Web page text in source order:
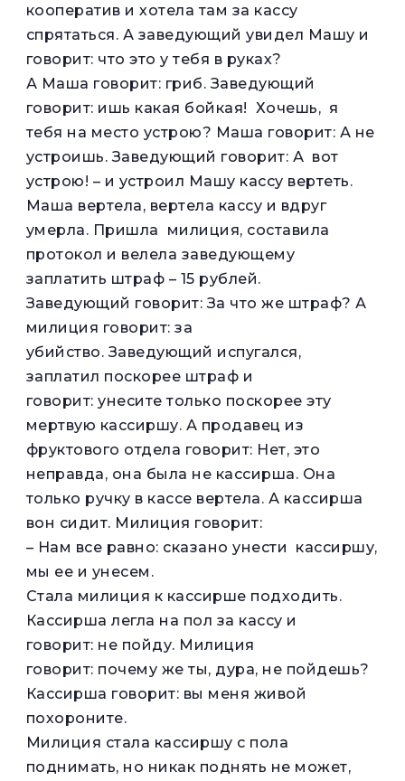
кооператив и хотела там за кассу
спрятаться. А заведующий увидел Машу и
говорит: что это у тебя в руках?
А Маша говорит: гриб. Заведующий
говорит: ишь какая бойкая! Хочешь, я
тебя на место устрою? Маша говорит: А не
устроишь. Заведующий говорит: А вот
устрою! – и устроил Машу кассу вертеть.
Маша вертела, вертела кассу и вдруг
умерла. Пришла милиция, составила
протокол и велела заведующему
заплатить штраф – 15 рублей.
Заведующий говорит: За что же штраф? А
милиция говорит: за
убийство. Заведующий испугался,
заплатил поскорее штраф и
говорит: унесите только поскорее эту
мертвую кассиршу. А продавец из
фруктового отдела говорит: Нет, это
неправда, она была не кассирша. Она
только ручку в кассе вертела. А кассирша
вон сидит. Милиция говорит:
– Нам все равно: сказано унести кассиршу,
мы ее и унесем.
Стала милиция к кассирше подходить.
Кассирша легла на пол за кассу и
говорит: не пойду. Милиция
говорит: почему же ты, дура, не пойдешь?
Кассирша говорит: вы меня живой
похороните.
Милиция стала кассиршу с пола
поднимать, но никак поднять не может,